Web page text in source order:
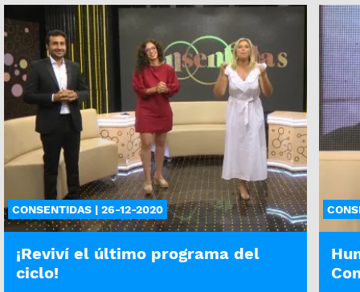
CONSENTIDAS | 26-12-2020
¡Reviví el último programa del
ciclo!